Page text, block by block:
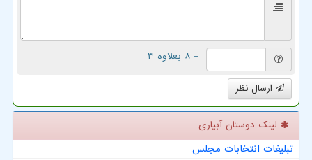
= ۸ بعلاوه ۳
ارسال نظر
لینک دوستان آبیاری
تبلیغات انتخابات مجلس